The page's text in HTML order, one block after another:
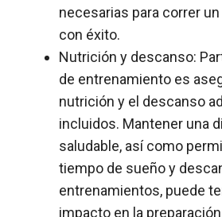
necesarias para correr
con éxito.
Nutrición y descanso:
de entrenamiento es
nutrición y el descanso
incluidos. Mantener una
saludable, así como
tiempo de sueño y
entrenamientos, puede
impacto en la